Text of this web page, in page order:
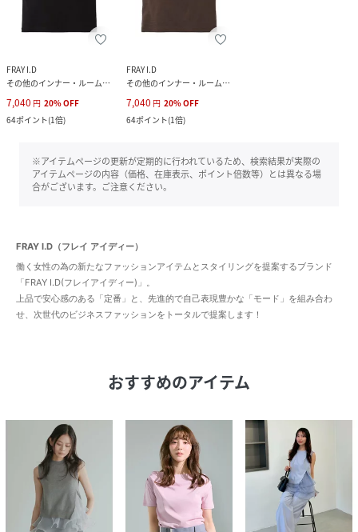
FRAY I.D
その他のインナー・ルームウェア
7,040 円 20%OFF
64ポイント(1倍)
FRAY I.D
その他のインナー・ルームウェア
7,040 円 20%OFF
64ポイント(1倍)
※アイテムページの更新が定期的に行われているため、検索結果が実際の
アイテムページの内容（価格、在庫表示、ポイント倍数等）とは異なる場
合がございます。ご注意ください。
FRAY I.D（フレイ アイディー）
働く女性の為の新たなファッションアイテムとスタイリングを提案するブランド
「FRAY I.D(フレイアイディー)」。
上品で安心感のある「定番」と、先進的で自己表現豊かな「モード」を組み合わ
せ、次世代のビジネスファッションをトータルで提案します！
おすすめのアイテム